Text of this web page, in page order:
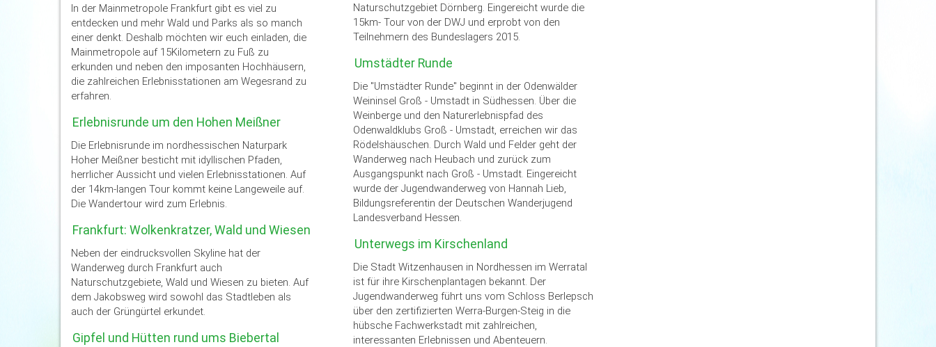
In der Mainmetropole Frankfurt gibt es viel zu
entdecken und mehr Wald und Parks als so manch
einer denkt. Deshalb möchten wir euch einladen, die
Mainmetropole auf 15Kilometern zu Fuß zu
erkunden und neben den imposanten Hochhäusern,
die zahlreichen Erlebnisstationen am Wegesrand zu
erfahren.
Erlebnisrunde um den Hohen Meißner
Die Erlebnisrunde im nordhessischen Naturpark
Hoher Meißner besticht mit idyllischen Pfaden,
herrlicher Aussicht und vielen Erlebnisstationen. Auf
der 14km-langen Tour kommt keine Langeweile auf.
Die Wandertour wird zum Erlebnis.
Frankfurt: Wolkenkratzer, Wald und Wiesen
Neben der eindrucksvollen Skyline hat der
Wanderweg durch Frankfurt auch
Naturschutzgebiete, Wald und Wiesen zu bieten. Auf
dem Jakobsweg wird sowohl das Stadtleben als
auch der Grüngürtel erkundet.
Gipfel und Hütten rund ums Biebertal
Naturschutzgebiet Dörnberg. Eingereicht wurde die
15km- Tour von der DWJ und erprobt von den
Teilnehmern des Bundeslagers 2015.
Umstädter Runde
Die "Umstädter Runde" beginnt in der Odenwälder
Weininsel Groß - Umstadt in Südhessen. Über die
Weinberge und den Naturerlebnispfad des
Odenwaldklubs Groß - Umstadt, erreichen wir das
Rödelshäuschen. Durch Wald und Felder geht der
Wanderweg nach Heubach und zurück zum
Ausgangspunkt nach Groß - Umstadt. Eingereicht
wurde der Jugendwanderweg von Hannah Lieb,
Bildungsreferentin der Deutschen Wanderjugend
Landesverband Hessen.
Unterwegs im Kirschenland
Die Stadt Witzenhausen in Nordhessen im Werratal
ist für ihre Kirschenplantagen bekannt. Der
Jugendwanderweg führt uns vom Schloss Berlepsch
über den zertifizierten Werra-Burgen-Steig in die
hübsche Fachwerkstadt mit zahlreichen,
interessanten Erlebnissen und Abenteuern.